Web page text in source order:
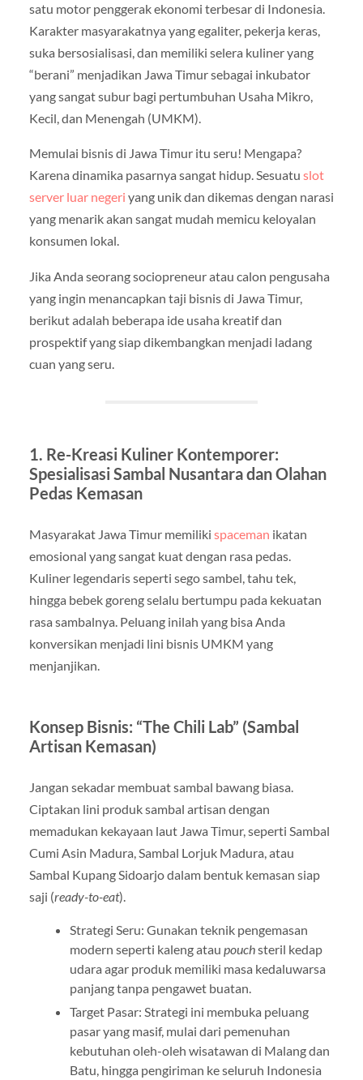
satu motor penggerak ekonomi terbesar di Indonesia.
Karakter masyarakatnya yang egaliter, pekerja keras,
suka bersosialisasi, dan memiliki selera kuliner yang
“berani” menjadikan Jawa Timur sebagai inkubator
yang sangat subur bagi pertumbuhan Usaha Mikro,
Kecil, dan Menengah (UMKM).
Memulai bisnis di Jawa Timur itu seru! Mengapa?
Karena dinamika pasarnya sangat hidup. Sesuatu slot
server luar negeri yang unik dan dikemas dengan narasi
yang menarik akan sangat mudah memicu keloyalan
konsumen lokal.
Jika Anda seorang sociopreneur atau calon pengusaha
yang ingin menancapkan taji bisnis di Jawa Timur,
berikut adalah beberapa ide usaha kreatif dan
prospektif yang siap dikembangkan menjadi ladang
cuan yang seru.
1. Re-Kreasi Kuliner Kontemporer:
Spesialisasi Sambal Nusantara dan Olahan
Pedas Kemasan
Masyarakat Jawa Timur memiliki spaceman ikatan
emosional yang sangat kuat dengan rasa pedas.
Kuliner legendaris seperti sego sambel, tahu tek,
hingga bebek goreng selalu bertumpu pada kekuatan
rasa sambalnya. Peluang inilah yang bisa Anda
konversikan menjadi lini bisnis UMKM yang
menjanjikan.
Konsep Bisnis: “The Chili Lab” (Sambal
Artisan Kemasan)
Jangan sekadar membuat sambal bawang biasa.
Ciptakan lini produk sambal artisan dengan
memadukan kekayaan laut Jawa Timur, seperti Sambal
Cumi Asin Madura, Sambal Lorjuk Madura, atau
Sambal Kupang Sidoarjo dalam bentuk kemasan siap
saji (ready-to-eat).
Strategi Seru: Gunakan teknik pengemasan
modern seperti kaleng atau pouchsteril kedap
udara agar produk memiliki masa kedaluwarsa
panjang tanpa pengawet buatan.
Target Pasar: Strategi ini membuka peluang
pasar yang masif, mulai dari pemenuhan
kebutuhan oleh-oleh wisatawan di Malang dan
Batu, hingga pengiriman ke seluruh Indonesia